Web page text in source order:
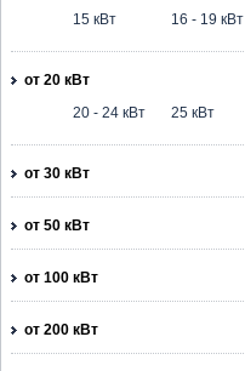
15 кВт
16 - 19 кВт
от 20 кВт
20 - 24 кВт
25 кВт
от 30 кВт
от 50 кВт
от 100 кВт
от 200 кВт